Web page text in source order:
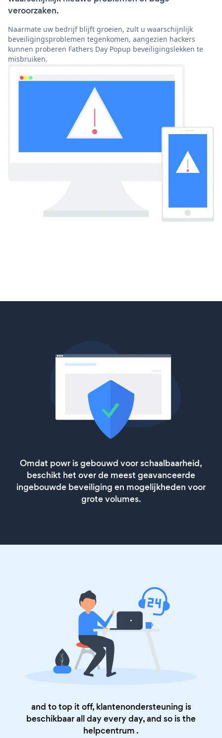
veroorzaken.
Naarmate uw bedrijf blijft groeien, zult u waarschijnlijk
beveiligingsproblemen tegenkomen, aangezien hackers
kunnen proberen Fathers Day Popup beveiligingslekken te
misbruiken.
Omdat powr is gebouwd voor schaalbaarheid,
beschikt het over de meest geavanceerde
ingebouwde beveiliging en mogelijkheden voor
grote volumes.
and to top it off, klantenondersteuning is
beschikbaar all day every day, and so is the
helpcentrum .